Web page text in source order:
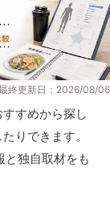
終更新日：2026/08/06
すめから探し
りできます。
と独自取材をも